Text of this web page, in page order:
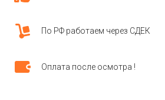
По РФ работаем через СДЕК
Оплата после осмотра !